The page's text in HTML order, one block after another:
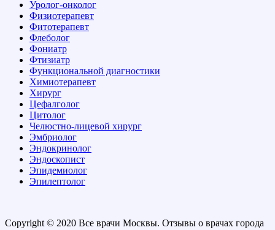
Уролог-онколог
Физиотерапевт
Фитотерапевт
Флеболог
Фониатр
Фтизиатр
Функциональной диагностики
Химиотерапевт
Хирург
Цефалголог
Цитолог
Челюстно-лицевой хирург
Эмбриолог
Эндокринолог
Эндоскопист
Эпидемиолог
Эпилептолог
Copyright © 2020 Все врачи Москвы. Отзывы о врачах города